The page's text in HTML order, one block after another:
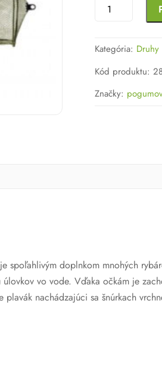
množstvo
Pogumovaná
sieť
Kategória: Druhy
Kód produktu:
Značky:
spoľahlivým doplnkom mnohých
vo vode. Vďaka očkám je
nachádzajúci sa šnúrkach